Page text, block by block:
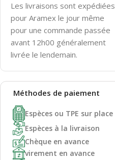
Les livraisons sont expédiées
pour Aramex le jour même
pour une commande passée
avant 12h00 généralement
livrée le lendemain.
Méthodes de paiement
Espèces ou TPE sur place
Espèces à la livraison
Chèque en avance
virement en avance